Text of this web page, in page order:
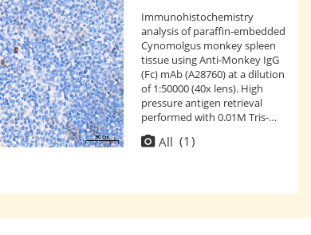
Immunohistochemistry
analysis of paraffin-embedded
Cynomolgus monkey spleen
tissue using Anti-Monkey IgG
(Fc) mAb (A28760) at a dilution
of 1:50000 (40x lens). High
pressure antigen retrieval
performed with 0.01M Tris-
EDTA Buffer (pH 9.0) prior to
IHC staining.
All (1 )